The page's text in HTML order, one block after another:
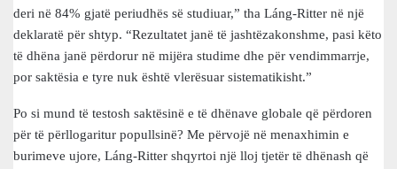
deri në 84% gjatë periudhës së studiuar,” tha Láng-Ritter në një
deklaratë për shtyp. “Rezultatet janë të jashtëzakonshme, pasi këto
të dhëna janë përdorur në mijëra studime dhe për vendimmarrje,
por saktësia e tyre nuk është vlerësuar sistematikisht.”
Po si mund të testosh saktësinë e të dhënave globale që përdoren
për të përllogaritur popullsinë? Me përvojë në menaxhimin e
burimeve ujore, Láng-Ritter shqyrtoi një lloj tjetër të dhënash që